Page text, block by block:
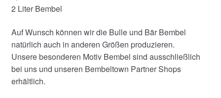
2 Liter Bembel
Auf Wunsch können wir die Bulle und Bär Bembel
natürlich auch in anderen Größen produzieren.
Unsere besonderen Motiv Bembel sind ausschließlich
bei uns und unseren Bembeltown Partner Shops
erhältlich.